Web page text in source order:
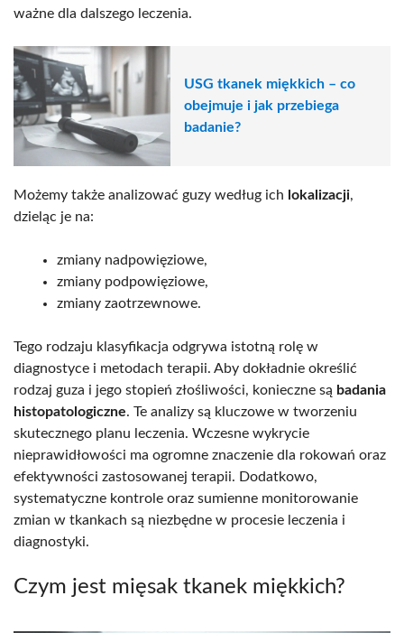
ważne dla dalszego leczenia.
USG tkanek miękkich – co
obejmuje i jak przebiega
badanie?
Możemy także analizować guzy według ich lokalizacji,
dzieląc je na:
zmiany nadpowięziowe,
zmiany podpowięziowe,
zmiany zaotrzewnowe.
Tego rodzaju klasyfikacja odgrywa istotną rolę w
diagnostyce i metodach terapii. Aby dokładnie określić
rodzaj guza i jego stopień złośliwości, konieczne są badania
histopatologiczne. Te analizy są kluczowe w tworzeniu
skutecznego planu leczenia. Wczesne wykrycie
nieprawidłowości ma ogromne znaczenie dla rokowań oraz
efektywności zastosowanej terapii. Dodatkowo,
systematyczne kontrole oraz sumienne monitorowanie
zmian w tkankach są niezbędne w procesie leczenia i
diagnostyki.
Czym jest mięsak tkanek miękkich?